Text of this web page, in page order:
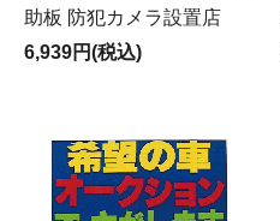
助板 防犯カメラ設置店
6,939円(税込)